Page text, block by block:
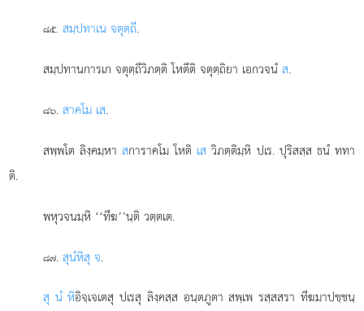
๘๕.สมฺปทาเน จตุตฺถี.
สมฺปทานการเก จตุตฺถีวิภตฺติ โหตีติ จตุตฺถิยา เอกวจนํส.
๘๖.สาคโม เส.
สพฺพโต ลิงฺคมฺหาสการาคโม โหติ เส วิภตฺติมฺหิ ปเร. ปุริสสฺส ธนํ ททา
ติ.
พหุวจนมฺหิ ‘‘ทีฆ’’นฺติ วตฺตเต.
๘๗.สุนํหิสุ จ.
สุ นํ หิอิจฺเจเตสุ ปเรสุ ลิงฺคสฺส อนฺตภูตา สพฺเพ รสฺสสรา ทีฆมาปชฺชนฺ